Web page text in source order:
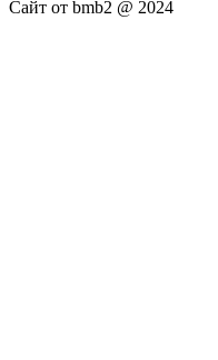
Сайт от bmb2 @ 2024